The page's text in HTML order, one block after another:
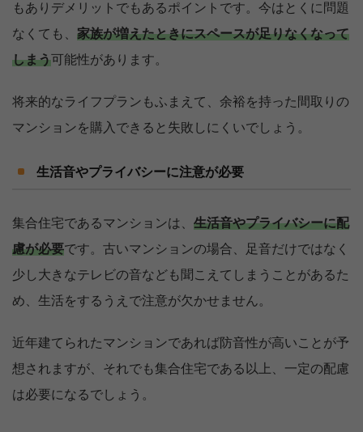
もありデメリットでもあるポイントです。今はとくに問題
なくても、 家族が増えたときにスペースが足りなくなって
しまう可能性があります。
将来的なライフプランもふまえて、余裕を持った間取りの
マンションを購入できると失敗しにくいでしょう。
生活音やプライバシーに注意が必要
集合住宅であるマンションは、 生活音やプライバシーに配
慮が必要です。古いマンションの場合、足音だけではなく
少し大きなテレビの音なども聞こえてしまうことがあるた
め、生活をするうえで注意が欠かせません。
近年建てられたマンションであれば防音性が高いことが予
想されますが、それでも集合住宅である以上、一定の配慮
は必要になるでしょう。